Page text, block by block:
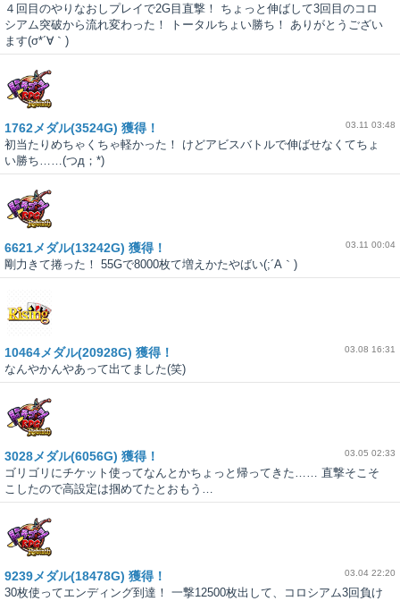
４回目のやりなおしプレイで2G目直撃！ ちょっと伸ばして3回目のコロ
シアム突破から流れ変わった！ トータルちょい勝ち！ ありがとうござい
ます(σ*´∀｀)
03.11 03:48
1762メダル(3524G) 獲得！
初当たりめちゃくちゃ軽かった！ けどアビスバトルで伸ばせなくてちょ
い勝ち……(つд；*)
03.11 00:04
6621メダル(13242G) 獲得！
剛力きて捲った！ 55Gで8000枚て増えかたやばい(;´A｀)
03.08 16:31
10464メダル(20928G) 獲得！
なんやかんやあって出てました(笑)
03.05 02:33
3028メダル(6056G) 獲得！
ゴリゴリにチケット使ってなんとかちょっと帰ってきた…… 直撃そこそ
こしたので高設定は掴めてたとおもう…
03.04 22:20
9239メダル(18478G) 獲得！
30枚使ってエンディング到達！ 一撃12500枚出して、コロシアム3回負け